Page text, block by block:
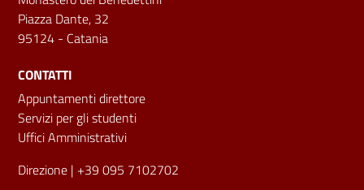
Piazza Dante, 32
95124 - Catania
CONTATTI
Appuntamenti direttore
Servizi per gli studenti
Uffici Amministrativi
Direzione | +39 095 7102702